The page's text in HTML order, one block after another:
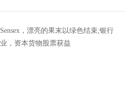
Sensex，漂亮的果末以绿色结束;银行
业，资本货物股票获益